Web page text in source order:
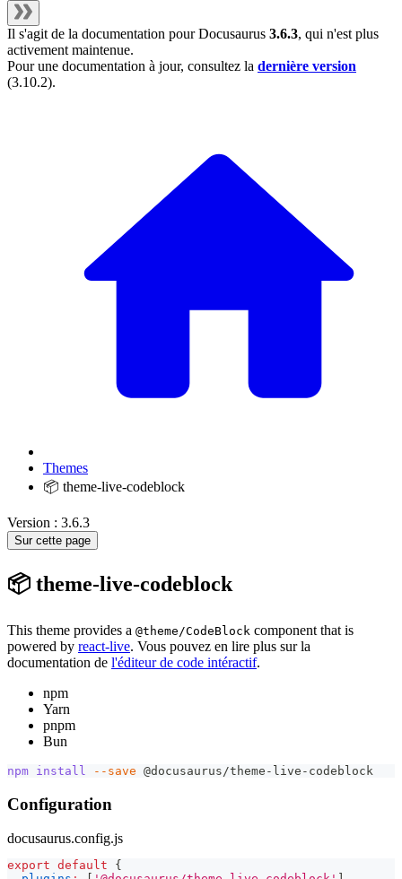
Il s'agit de la documentation pourDocusaurus 3.6.3, qui n'est plus
activement maintenue.
Pour une documentation à jour, consultez la dernière version
(3.10.2).
Themes
📦 theme-live-codeblock
Version : 3.6.3
Sur cette page
📦 theme-live-codeblock
This theme provides a @theme/CodeBlock component that is
powered by react-live. Vous pouvez en lire plus sur la
documentation de l'éditeur de code intéractif.
npm
Yarn
pnpm
Bun
npm install --save @docusaurus/theme-live-codeblock
Configuration
docusaurus.config.js
export default
{